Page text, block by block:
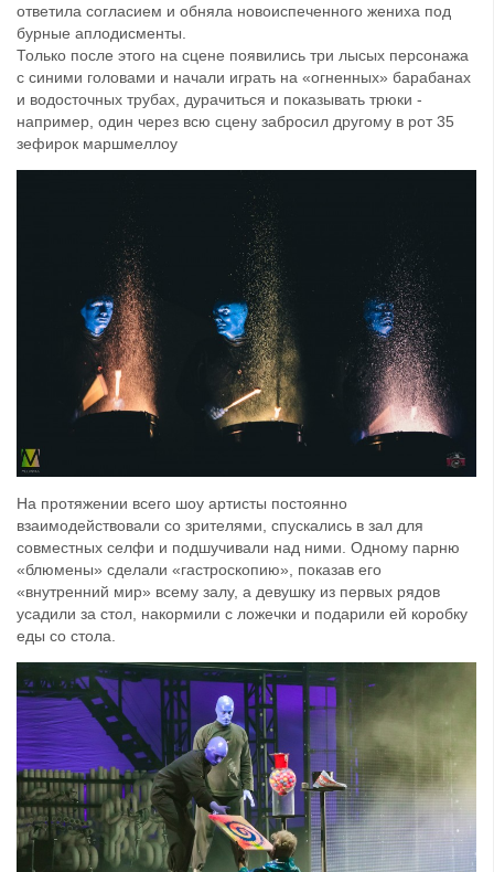
ответила согласием и обняла новоиспеченного жениха под
бурные аплодисменты.
Только после этого на сцене появились три лысых персонажа
с синими головами и начали играть на «огненных» барабанах
и водосточных трубах, дурачиться и показывать трюки -
например, один через всю сцену забросил другому в рот 35
зефирок маршмеллоу
На протяжении всего шоу артисты постоянно
взаимодействовали со зрителями, спускались в зал для
совместных селфи и подшучивали над ними. Одному парню
«блюмены» сделали «гастроскопию», показав его
«внутренний мир» всему залу, а девушку из первых рядов
усадили за стол, накормили с ложечки и подарили ей коробку
еды со стола.